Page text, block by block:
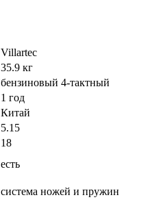
Villartec
35.9 кг
бензиновый 4-тактный
1 год
Китай
5.15
18
есть
система ножей и пружин